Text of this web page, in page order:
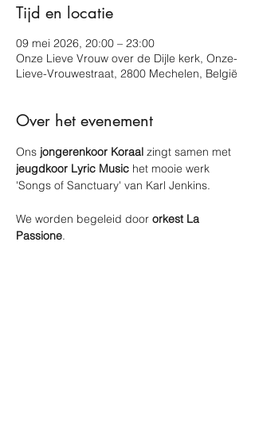
Tijd en locatie
09 mei 2026, 20:00 – 23:00
Onze Lieve Vrouw over de Dijle kerk, Onze-
Lieve-Vrouwestraat, 2800 Mechelen, België
Over het evenement
Ons jongerenkoor Koraal zingt samen met
jeugdkoor Lyric Music het mooie werk
'Songs of Sanctuary' van Karl Jenkins.
We worden begeleid door orkest La
Passione.